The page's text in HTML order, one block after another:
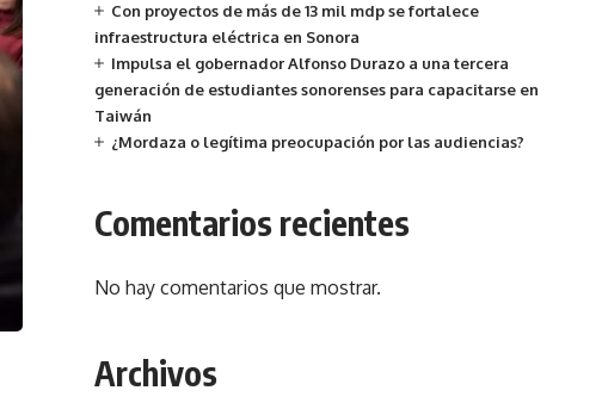
Con proyectos de más de 13 mil mdp se fortalece
infraestructura eléctrica en Sonora
Impulsa el gobernador Alfonso Durazo a una tercera
generación de estudiantes sonorenses para capacitarse en
Taiwán
¿Mordaza o legítima preocupación por las audiencias?
Comentarios recientes
No hay comentarios que mostrar.
Archivos